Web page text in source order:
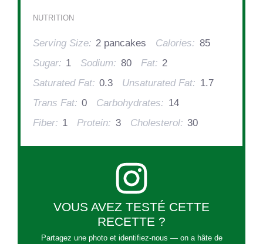
NUTRITION
Serving Size: 2 pancakes Calories: 85
Sugar: 1 Sodium: 80 Fat: 2
Saturated Fat: 0.3 Unsaturated Fat: 1.7
Trans Fat: 0 Carbohydrates: 14
Fiber: 1 Protein: 3 Cholesterol: 30
VOUS AVEZ TESTÉ CETTE
RECETTE ?
Partagez une photo et identifiez-nous — on a hâte de